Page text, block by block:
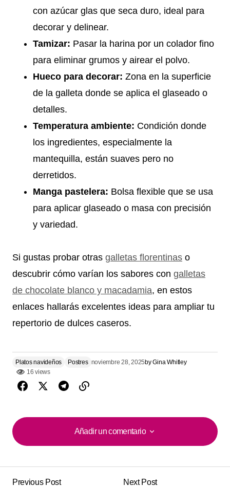
con azúcar glas que seca duro, ideal para
decorar y delinear.
Tamizar: Pasar la harina por un colador fino
para eliminar grumos y airear el polvo.
Hueco para decorar: Zona en la superficie
de la galleta donde se aplica el glaseado o
detalles.
Temperatura ambiente: Condición donde
los ingredientes, especialmente la
mantequilla, están suaves pero no
derretidos.
Manga pastelera: Bolsa flexible que se usa
para aplicar glaseado o masa con precisión
y variedad.
Si gustas probar otras galletas florentinas o
descubrir cómo varían los sabores con galletas
de chocolate blanco y macadamia, en estos
enlaces hallarás excelentes ideas para ampliar tu
repertorio de dulces caseros.
Platos navideños Postres noviembre 28, 2025byGina Whitley
16 views
Añadir un comentario
Añadir un comentario
Previous Post Next Post